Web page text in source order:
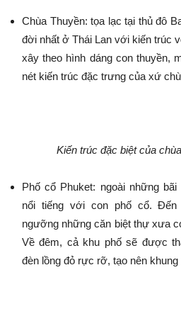
Chùa Thuyền: tọa lạc tại thủ đô
đời nhất ở Thái Lan với kiến trúc
xây theo hình dáng con thuyền,
nét kiến trúc đặc trưng của xứ
Kiến trúc đặc biệt của
Phố cổ Phuket: ngoài những
nổi tiếng với con phố cổ.
ngưỡng những căn biệt thự xưa
Về đêm, cả khu phố sẽ được
đèn lồng đỏ rực rỡ, tạo nên